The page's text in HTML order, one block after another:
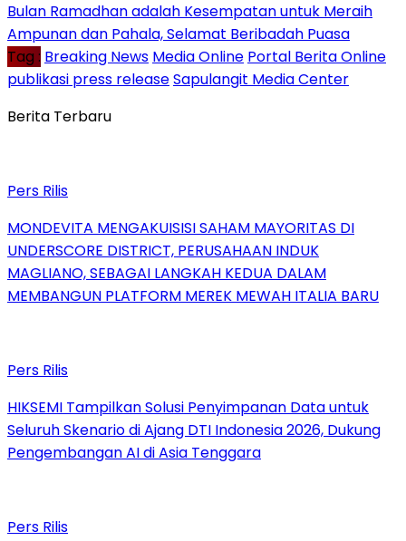
Bulan Ramadhan adalah Kesempatan untuk Meraih
Ampunan dan Pahala, Selamat Beribadah Puasa
Tag : Breaking News Media Online Portal Berita Online
publikasi press releaseSapulangit Media Center
Berita Terbaru
Pers Rilis
MONDEVITA MENGAKUISISI SAHAM MAYORITAS DI
UNDERSCORE DISTRICT, PERUSAHAAN INDUK
MAGLIANO, SEBAGAI LANGKAH KEDUA DALAM
MEMBANGUN PLATFORM MEREK MEWAH ITALIA BARU
Pers Rilis
HIKSEMI Tampilkan Solusi Penyimpanan Data untuk
Seluruh Skenario di Ajang DTI Indonesia 2026, Dukung
Pengembangan AI di Asia Tenggara
Pers Rilis